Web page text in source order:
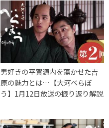
男好きの平賀源内を蕩かせた吉
原の魅力とは…【大河べらぼ
う】1月12日放送の振り返り解説